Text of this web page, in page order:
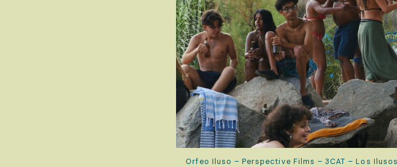
Orfeo Iluso – Perspective Films – 3CAT – Los